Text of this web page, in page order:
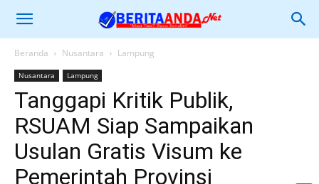
Beranda Nusantara Lampung
Nusantara Lampung
Tanggapi Kritik Publik,
RSUAM Siap Sampaikan
Usulan Gratis Visum ke
Pemerintah Provinsi